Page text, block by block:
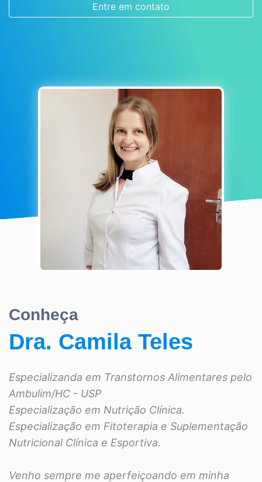
Entre em contato
Conheça
Dra. Camila Teles
Especializanda em Transtornos Alimentares pelo
Ambulim/HC - USP
Especialização em Nutrição Clínica.
Especialização em Fitoterapia e Suplementação
Nutricional Clínica e Esportiva.
Venho sempre me aperfeiçoando em minha